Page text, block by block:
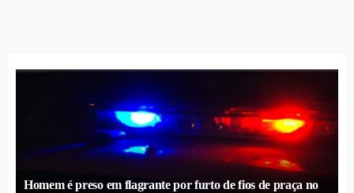
Homem é preso em flagrante por furto de fios de praça no